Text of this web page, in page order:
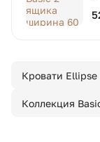
Кровати Ellipse
Коллекция